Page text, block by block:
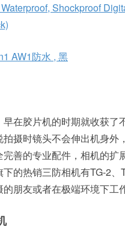
Shockproof
AW1防水 , 黑
在胶片机的时期就收获了
摄时镜头不会伸出机身外
善的专业配件，相机的扩
的热销三防相机有TG-2
朋友或者在极端环境下工